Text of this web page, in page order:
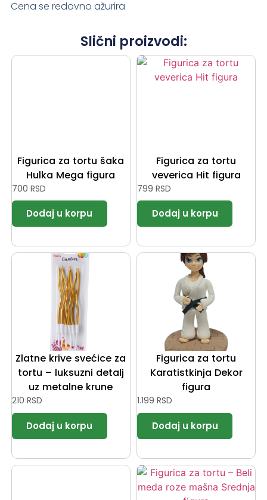
Cena se redovno ažurira
Slični proizvodi:
Figurica za tortu šaka
Hulka Mega figura
700 RSD
Figurica za tortu
veverica Hit figura
799 RSD
Zlatne krive svećice za
tortu – luksuzni detalj
uz metalne krune
210 RSD
Figurica za tortu
Karatistkinja Dekor
figura
1.199 RSD